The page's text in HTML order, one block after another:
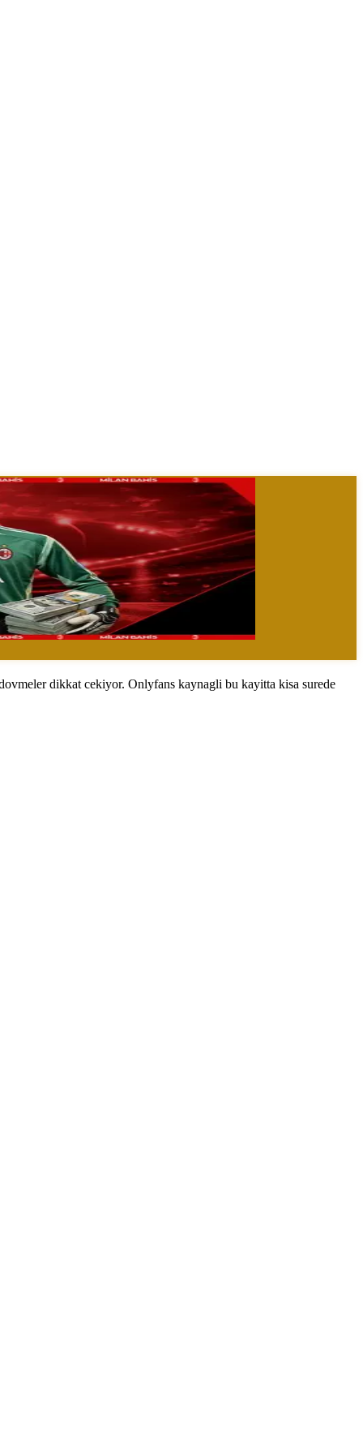
dikkat cekiyor. Onlyfans kaynagli bu kayitta kisa surede